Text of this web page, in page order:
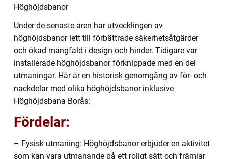
Höghöjdsbanor
Under de senaste åren har utvecklingen av
höghöjdsbanor lett till förbättrade säkerhetsåtgärder
och ökad mångfald i design och hinder. Tidigare var
installerade höghöjdsbanor förknippade med en del
utmaningar. Här är en historisk genomgång av för- och
nackdelar med olika höghöjdsbanor inklusive
Höghöjdsbana Borås:
Fördelar:
– Fysisk utmaning: Höghöjdsbanor erbjuder en aktivitet
som kan vara utmanande på ett roligt sätt och främjar